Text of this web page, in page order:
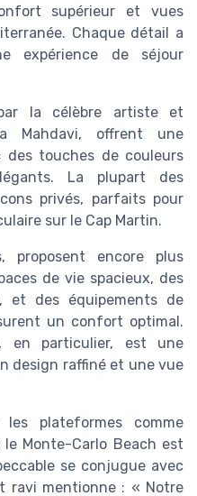
supérieur et vues
Chaque détail a
expérience de séjour
la célèbre artiste et
Mahdavi, offrent une
des touches de couleurs
La plupart des
privés, parfaits pour
sur le Cap Martin.
proposent encore plus
de vie spacieux, des
et des équipements de
un confort optimal.
en particulier, est une
design raffiné et une vue
plateformes comme
Monte-Carlo Beach est
se conjugue avec
ravi mentionne : « Notre